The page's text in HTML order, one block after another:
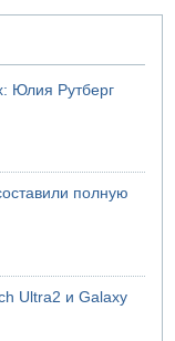
Юлия Рутберг
полную
Ultra2 и Galaxy